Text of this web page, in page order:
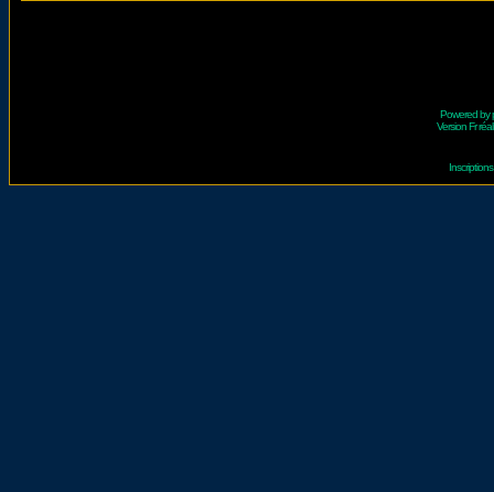
Powered by
Version Fr